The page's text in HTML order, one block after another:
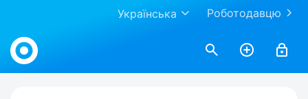
Роботодавцю
Українська
Work.ua